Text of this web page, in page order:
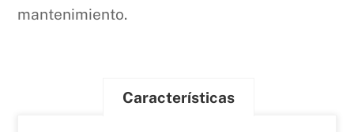
mantenimiento.
Características